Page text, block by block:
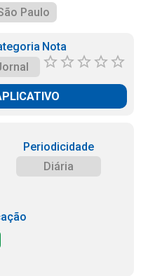
Paulo
Nota
Periodicidade
Diária